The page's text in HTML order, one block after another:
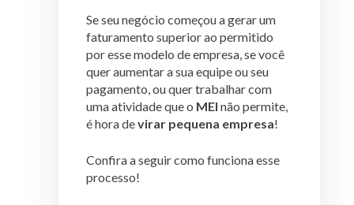
Se seu negócio começou a gerar um
faturamento superior ao permitido
por esse modelo de empresa, se você
quer aumentar a sua equipe ou seu
pagamento, ou quer trabalhar com
uma atividade que o MEI não permite,
é hora devirar pequena empresa!
Confira a seguir como funciona esse
processo!